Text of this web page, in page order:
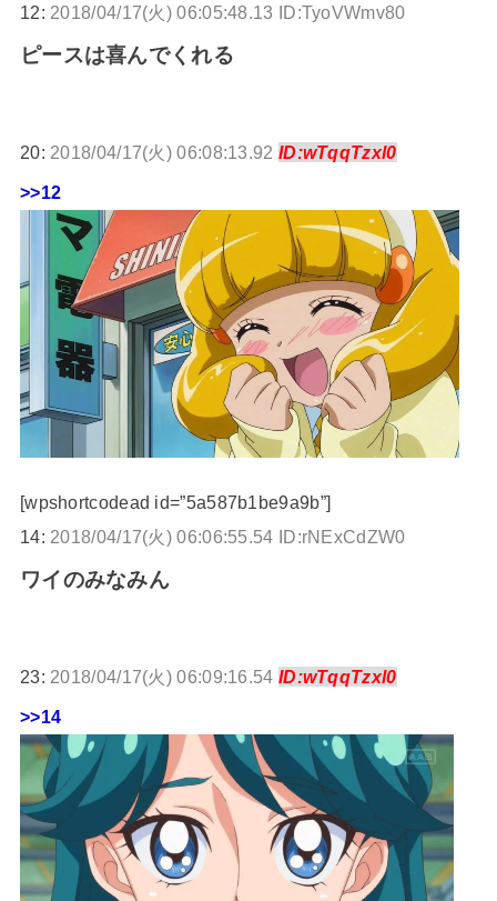
12: 2018/04/17(火) 06:05:48.13 ID:TyoVWmv80
ピースは喜んでくれる
20: 2018/04/17(火) 06:08:13.92 ID:wTqqTzxl0
>>12
[wpshortcodead id=”5a587b1be9a9b”]
14: 2018/04/17(火) 06:06:55.54 ID:rNExCdZW0
ワイのみなみん
23: 2018/04/17(火) 06:09:16.54 ID:wTqqTzxl0
>>14